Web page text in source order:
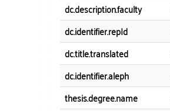
dc.description.faculty
dc.identifier.repId
dc.title.translated
dc.identifier.aleph
thesis.degree.name